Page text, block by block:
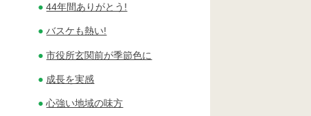
44年間ありがとう!
バスケも熱い!
市役所玄関前が季節色に
成長を実感
心強い地域の味方